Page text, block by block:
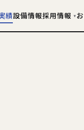
績設備情報採用情報 ▾